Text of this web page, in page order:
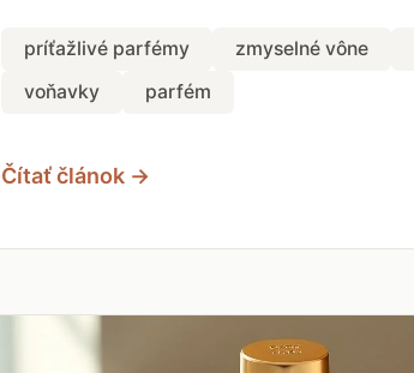
príťažlivé parfémy zmyselné vône
voňavky
parfém
Čítať článok →